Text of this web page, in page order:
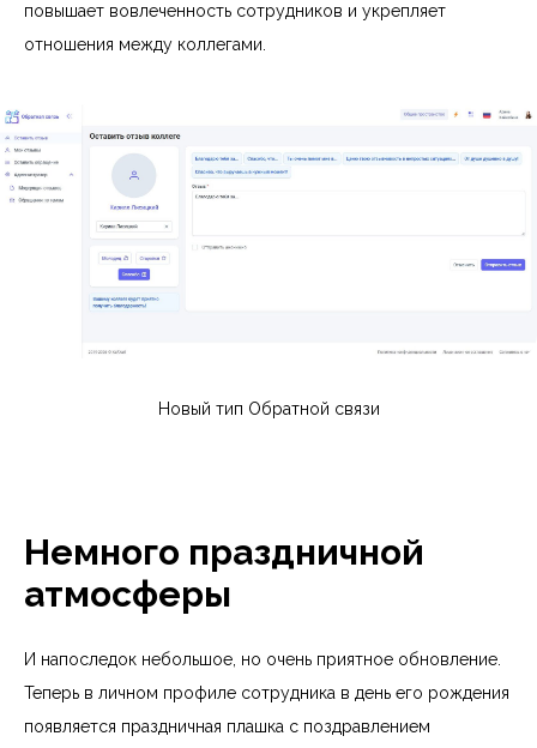
повышает вовлеченность сотрудников и укрепляет
отношения между коллегами.
Новый тип Обратной связи
Немного праздничной
атмосферы
И напоследок небольшое, но очень приятное обновление.
Теперь в личном профиле сотрудника в день его рождения
появляется праздничная плашка с поздравлением
E-mail*
Название компании
Размер компании
персональных данных. *
Заказать демонстрацию